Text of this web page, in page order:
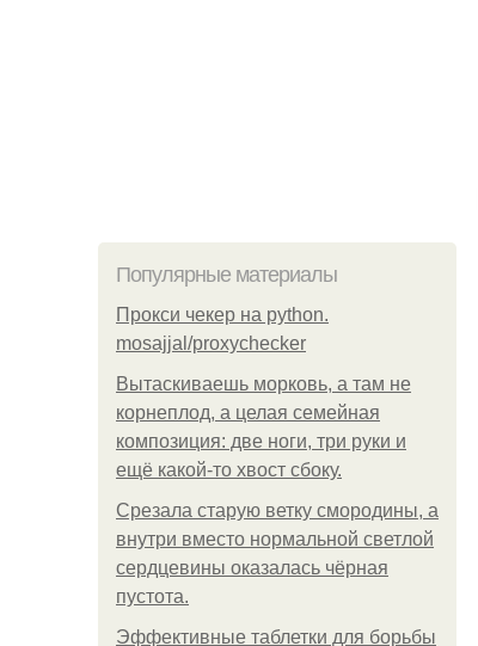
Популярные материалы
Прокси чекер на python.
mosajjal/proxychecker
Вытаскиваешь морковь, а там не
корнеплод, а целая семейная
композиция: две ноги, три руки и
ещё какой-то хвост сбоку.
Срезала старую ветку смородины, а
внутри вместо нормальной светлой
сердцевины оказалась чёрная
пустота.
Эффективные таблетки для борьбы